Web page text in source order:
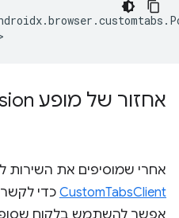
אחזור של מופע Custom
אחרי שמוסיפים את
CustomTabsClient כדי
אפשר להשתמש בלקוח